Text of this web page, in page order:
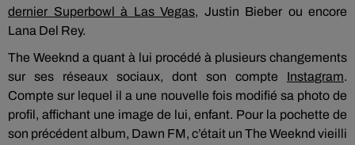
dernier Superbowl à Las Vegas, Justin Bieber ou encore
Lana Del Rey.
The Weeknd a quant à lui procédé à plusieurs changements
sur ses réseaux sociaux, dont son compte Instagram.
Compte sur lequel il a une nouvelle fois modifié sa photo de
profil, affichant une image de lui, enfant. Pour la pochette de
son précédent album, Dawn FM, c’était un The Weeknd vieilli